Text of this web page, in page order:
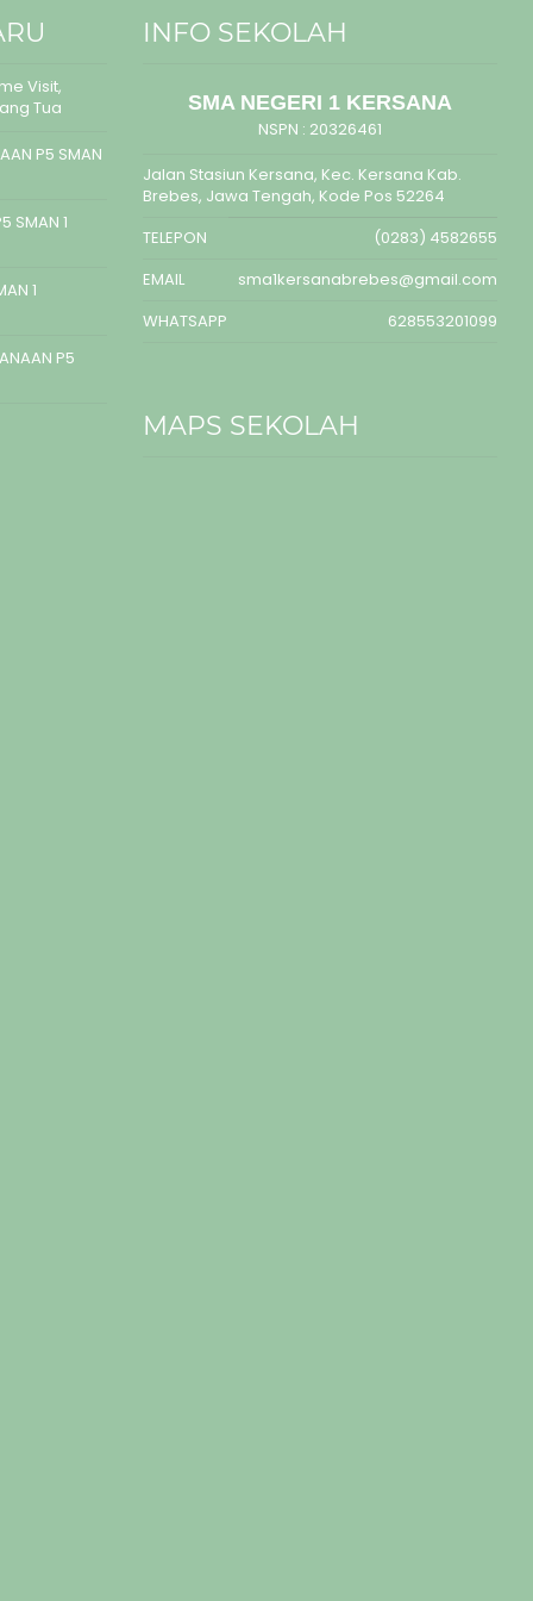
Visit,
Tua
P5 SMAN
SMAN 1
1
P5
INFO SEKOLAH
SMA NEGERI 1 KERSANA
NSPN : 20326461
Jalan Stasiun Kersana, Kec. Kersana Kab.
Brebes, Jawa Tengah, Kode Pos 52264
TELEPON
(0283) 4582655
EMAIL
sma1kersanabrebes@gmail.com
WHATSAPP
628553201099
MAPS SEKOLAH